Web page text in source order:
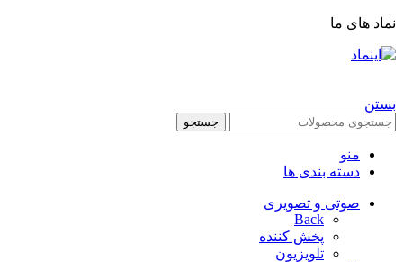
نماد های ما
بستن
جستجو
منو
دسته بندی ها
صوتی و تصویری
Back
پخش کننده
تلویزیون